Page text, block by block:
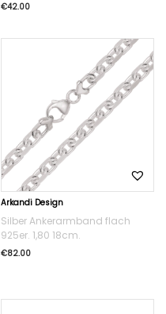
€42.00
Arkandi Design
Silber Ankerarmband flach
925er. 1,80 18cm.
€82.00